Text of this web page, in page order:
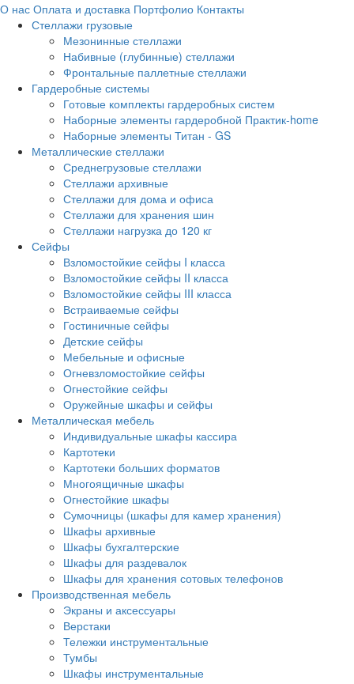
О нас Оплата и доставка Портфолио Контакты
Стеллажи грузовые
Мезонинные стеллажи
Набивные (глубинные) стеллажи
Фронтальные паллетные стеллажи
Гардеробные системы
Готовые комплекты гардеробных систем
Наборные элементы гардеробной Практик-home
Наборные элементы Титан - GS
Металлические стеллажи
Среднегрузовые стеллажи
Стеллажи архивные
Стеллажи для дома и офиса
Стеллажи для хранения шин
Стеллажи нагрузка до 120 кг
Сейфы
Взломостойкие сейфы I класса
Взломостойкие сейфы II класса
Взломостойкие сейфы III класса
Встраиваемые сейфы
Гостиничные сейфы
Детские сейфы
Мебельные и офисные
Огневзломостойкие сейфы
Огнестойкие сейфы
Оружейные шкафы и сейфы
Металлическая мебель
Индивидуальные шкафы кассира
Картотеки
Картотеки больших форматов
Многоящичные шкафы
Огнестойкие шкафы
Сумочницы (шкафы для камер хранения)
Шкафы архивные
Шкафы бухгалтерские
Шкафы для раздевалок
Шкафы для хранения сотовых телефонов
Производственная мебель
Экраны и аксессуары
Верстаки
Тележки инструментальные
Тумбы
Шкафы инструментальные